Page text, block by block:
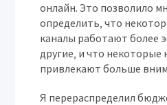
онлайн. Это позволило
определить‚ что
каналы работают более
другие‚ и что некоторые
привлекают больше
Я перераспределил